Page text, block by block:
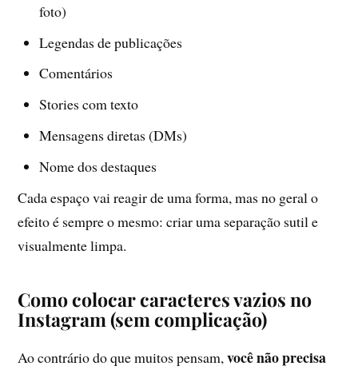
foto)
Legendas de publicações
Comentários
Stories com texto
Mensagens diretas (DMs)
Nome dos destaques
Cada espaço vai reagir de uma forma, mas no geral o
efeito é sempre o mesmo: criar uma separação sutil e
visualmente limpa.
Como colocar caracteres vazios no
Instagram (sem complicação)
Ao contrário do que muitos pensam,você não precisa